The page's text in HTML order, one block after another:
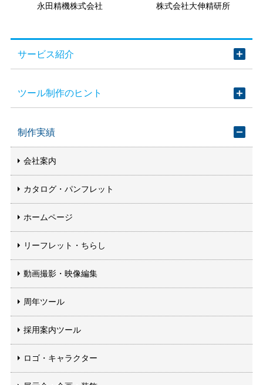
永田精機株式会社 株式会社大伸精研所
サービス紹介
ツール制作のヒント
制作実績
会社案内
カタログ・パンフレット
ホームページ
リーフレット・ちらし
動画撮影・映像編集
周年ツール
採用案内ツール
ロゴ・キャラクター